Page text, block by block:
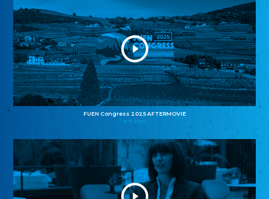
FUEN Congress 2025 AFTERMOVIE
11.11.2025